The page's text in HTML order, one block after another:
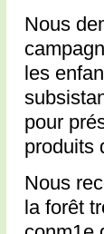
Nous
les
pour
produits
Nous
la forêt